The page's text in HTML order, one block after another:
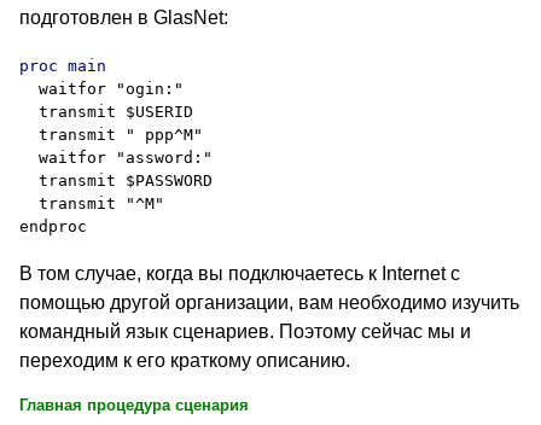
подготовлен в GlasNet:
  waitfor "ogin:"
  transmit $USERID
  transmit " ppp^M"
  waitfor "assword:"
  transmit $PASSWORD
  transmit "^M"
В том случае, когда вы подключаетесь к Internetс
помощью другой организации, вам необходимо изучить
командный язык сценариев. Поэтому сейчас мы и
переходим к его краткому описанию.
Главная процедура сценария